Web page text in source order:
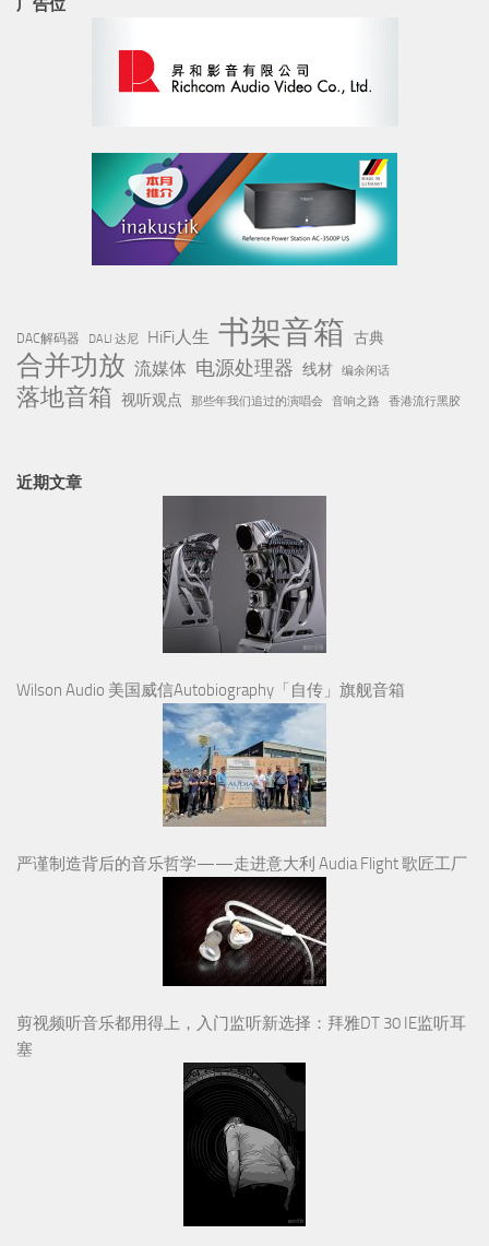
DAC解码器 DALI 达尼 HiFi人生 书架音箱 古典
合并功放 流媒体 电源处理器 线材 编余闲话
落地音箱 视听观点 那些年我们追过的演唱会 音响之路 香港流行黑胶
近期文章
Wilson Audio 美国威信Autobiography「自传」旗舰音箱
严谨制造背后的音乐哲学——走进意大利 Audia Flight 歌匠工厂
剪视频听音乐都用得上，入门监听新选择：拜雅DT 30 IE监听耳
塞